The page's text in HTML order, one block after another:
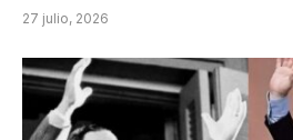
27 julio, 2026